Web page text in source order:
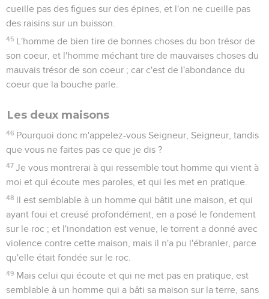
cueille pas des figues sur des épines, et l'on ne cueille pas
des raisins sur un buisson.
45 L'homme de bien tire de bonnes choses du bon trésor de
son coeur, et l'homme méchant tire de mauvaises choses du
mauvais trésor de son coeur ; car c'est de l'abondance du
coeur que la bouche parle.
Les deux maisons
46 Pourquoi donc m'appelez-vous Seigneur, Seigneur, tandis
que vous ne faites pas ce que je dis ?
47 Je vous montrerai à qui ressemble tout homme qui vient à
moi et qui écoute mes paroles, et qui les met en pratique.
48 ll est semblable à un homme qui bâtit une maison, et qui
ayant foui et creusé profondément, en a posé le fondement
sur le roc ; et l'inondation est venue, le torrent a donné avec
violence contre cette maison, mais il n'a pu l'ébranler, parce
qu'elle était fondée sur le roc.
49 Mais celui qui écoute et qui ne met pas en pratique, est
semblable à un homme qui a bâti sa maison sur la terre, sans